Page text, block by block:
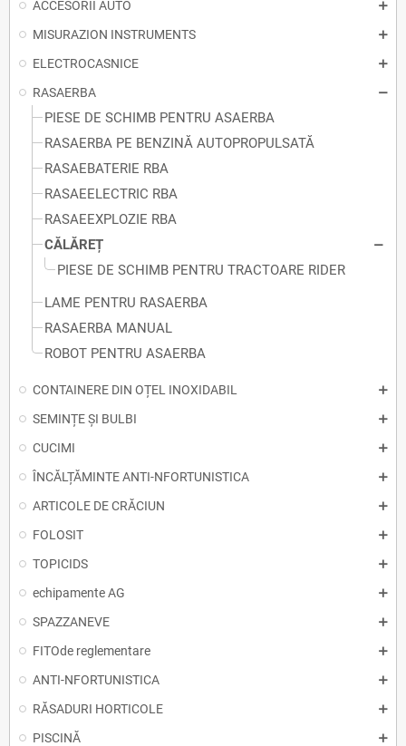
ACCESORII AUTO
MISURAZION INSTRUMENTS
ELECTROCASNICE
RASAERBA
PIESE DE SCHIMB PENTRU ASAERBA
RASAERBA PE BENZINĂ AUTOPROPULSATĂ
RASAEBATERIE RBA
RASAEELECTRIC RBA
RASAEEXPLOZIE RBA
CĂLĂREȚ
PIESE DE SCHIMB PENTRU TRACTOARE RIDER
LAME PENTRU RASAERBA
RASAERBA MANUAL
ROBOT PENTRU ASAERBA
CONTAINERE DIN OȚEL INOXIDABIL
SEMINȚE ȘI BULBI
CUCIMI
ÎNCĂLȚĂMINTE ANTI-NFORTUNISTICA
ARTICOLE DE CRĂCIUN
FOLOSIT
TOPICIDS
echipamente AG
SPAZZANEVE
FITOde reglementare
ANTI-NFORTUNISTICA
RĂSADURI HORTICOLE
PISCINĂ